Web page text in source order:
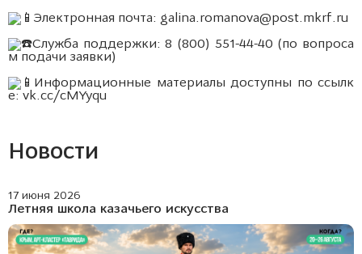
Электронная почта: galina.romanova@post.mkrf.ru
Служба поддержки: 8 (800) 551-44-40 (по вопроса
м подачи заявки)
Информационные материалы доступны по ссылк
е: vk.cc/cMYyqu
Новости
17 июня 2026
Летняя школа казачьего искусства